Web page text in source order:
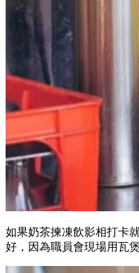
如果奶茶揀凍飲影相打卡
好，因為職員會現場用瓦煲